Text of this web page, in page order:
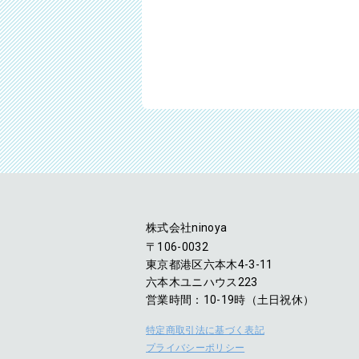
株式会社ninoya
〒106-0032
東京都港区六本木4-3-11
六本木ユニハウス223
営業時間：10-19時（土日祝休）
特定商取引法に基づく表記
プライバシーポリシー